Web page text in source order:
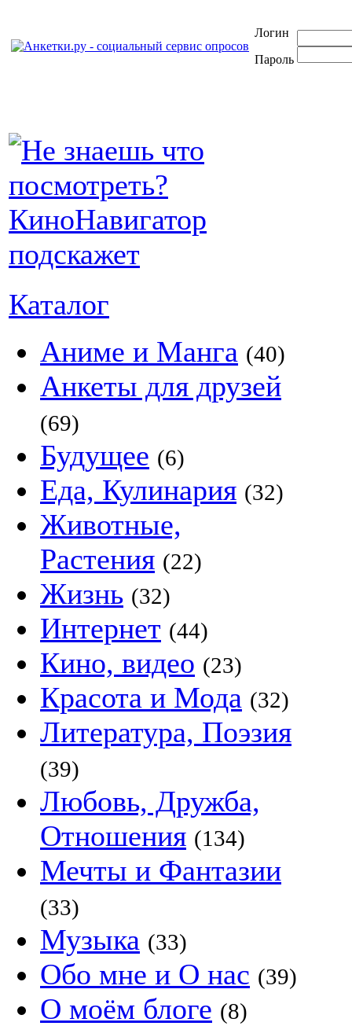
Логин
Пароль
Каталог
Аниме и Манга (40)
Анкеты для друзей
(69)
Будущее (6)
Еда, Кулинария (32)
Животные,
Растения (22)
Жизнь (32)
Интернет (44)
Кино, видео (23)
Красота и Мода (32)
Литература, Поэзия
(39)
Любовь, Дружба,
Отношения (134)
Мечты и Фантазии
(33)
Музыка (33)
Обо мне и О нас (39)
О моём блоге (8)